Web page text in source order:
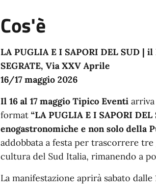
Cos'è
LA PUGLIA E I SAPORI DEL SUD |
SEGRATE, Via XXV Aprile
16/17 maggio 2026
Il 16 al 17 maggio Tipico Eventi
format “LA PUGLIA E I SAPORI
enogastronomiche e non solo della
addobbata a festa per trascorrere
cultura del Sud Italia, rimanendo a
La manifestazione aprirà sabato